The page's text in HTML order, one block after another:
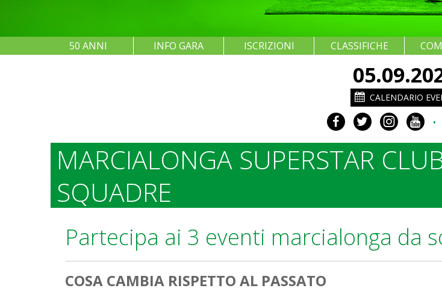
50 ANNI INFO GARA ISCRIZIONI CLASSIFICHE
CALENDARIO
•
MARCIALONGA SUPERSTAR
SQUADRE
Partecipa ai 3 eventi marcialonga da
COSA CAMBIA RISPETTO AL PASSATO